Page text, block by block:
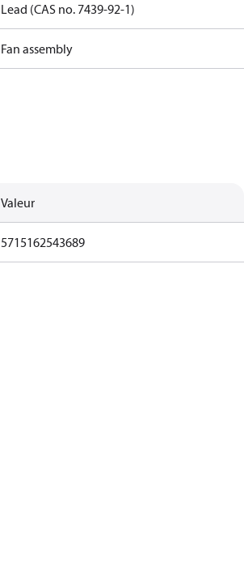
Lead (CAS no. 7439-92-1)
Fan assembly
Valeur
5715162543689